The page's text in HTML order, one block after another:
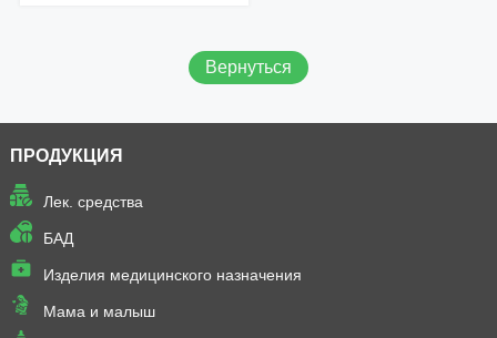
Вернуться
ПРОДУКЦИЯ
Лек. средства
БАД
Изделия медицинского назначения
Мама и малыш